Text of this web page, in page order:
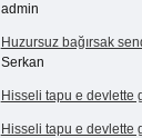
admin
Huzursuz bağırsak
Serkan
Hisseli tapu e devlette
Hisseli tapu e devlette